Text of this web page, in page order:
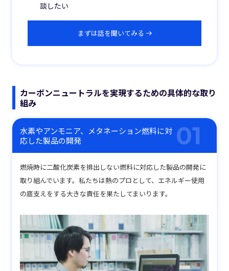
談したい
まずは話を聞いてみる
カーボンニュートラルを実現するための具体的な取り
組み
水素やアンモニア、メタネーション燃料に対
応した製品の開発
燃焼時に二酸化炭素を排出しない燃料に対応した製品の開発に
取り組んでいます。私たちは熱のプロとして、エネルギー使用
の底支えをする大きな責任を果たしてまいります。